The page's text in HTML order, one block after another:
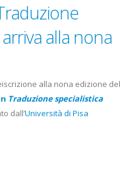
alla nona
alla nona edizione del
Traduzione specialistica
dall’Università di Pisa